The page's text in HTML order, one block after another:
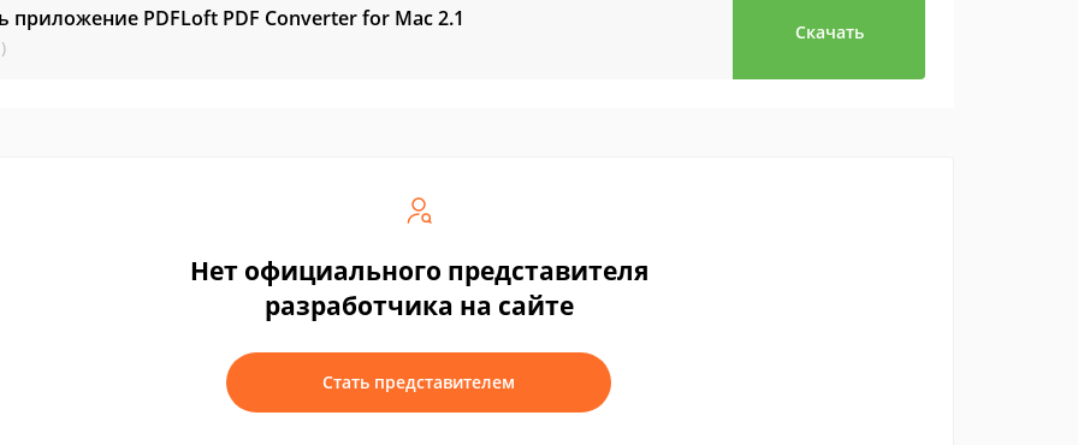
приложение PDFLoft PDF Converter for Mac2.1
Скачать
Нет официального представителя
разработчика на сайте
Стать представителем